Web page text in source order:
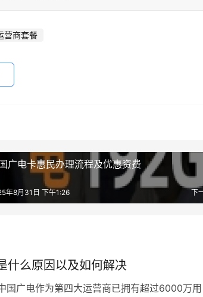
营商套餐
广电卡惠民办理流程及优惠资费
下
年8月31日 下午1:26
什么原因以及如何解决
国广电作为第四大运营商已拥有超过6000万用